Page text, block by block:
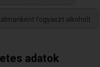
fogyaszt alkoholt
adatok